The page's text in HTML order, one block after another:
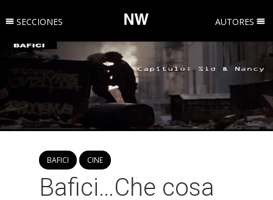
SECCIONES AUTORES
BAFICI CINE
Bafici…Che cosa